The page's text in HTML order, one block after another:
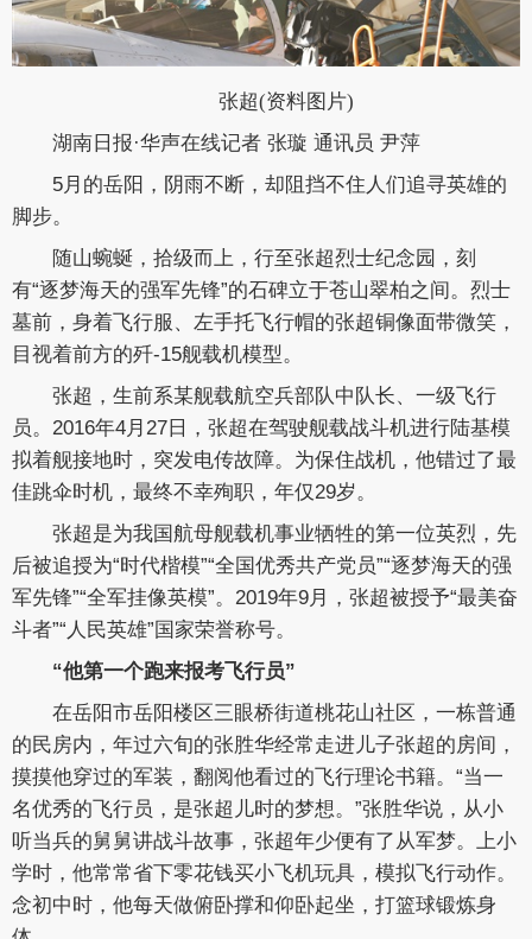
张超(资料图片)
湖南日报·华声在线记者 张璇 通讯员 尹萍
5月的岳阳，阴雨不断，却阻挡不住人们追寻英雄的
脚步。
随山蜿蜒，拾级而上，行至张超烈士纪念园，刻
有“逐梦海天的强军先锋”的石碑立于苍山翠柏之间。烈士
墓前，身着飞行服、左手托飞行帽的张超铜像面带微笑，
目视着前方的歼-15舰载机模型。
张超，生前系某舰载航空兵部队中队长、一级飞行
员。2016年4月27日，张超在驾驶舰载战斗机进行陆基模
拟着舰接地时，突发电传故障。为保住战机，他错过了最
佳跳伞时机，最终不幸殉职，年仅29岁。
张超是为我国航母舰载机事业牺牲的第一位英烈，先
后被追授为“时代楷模”“全国优秀共产党员”“逐梦海天的强
军先锋”“全军挂像英模”。2019年9月，张超被授予“最美奋
斗者”“人民英雄”国家荣誉称号。
“他第一个跑来报考飞行员”
在岳阳市岳阳楼区三眼桥街道桃花山社区，一栋普通
的民房内，年过六旬的张胜华经常走进儿子张超的房间，
摸摸他穿过的军装，翻阅他看过的飞行理论书籍。“当一
名优秀的飞行员，是张超儿时的梦想。”张胜华说，从小
听当兵的舅舅讲战斗故事，张超年少便有了从军梦。上小
学时，他常常省下零花钱买小飞机玩具，模拟飞行动作。
念初中时，他每天做俯卧撑和仰卧起坐，打篮球锻炼身